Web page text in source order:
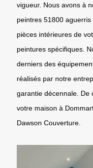
vigueur. Nous avons à
peintres 51800
pièces intérieures de
peintures spécifiques.
derniers des
réalisés par notre
garantie décennale. De
votre maison à
Dawson Couverture.